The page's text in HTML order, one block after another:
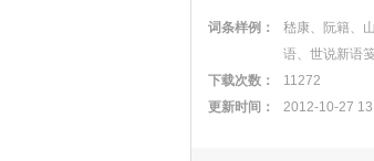
词条样例：
嵇康、阮籍、
语、世说新语
下载次数：
11272
更新时间：
2012-10-27